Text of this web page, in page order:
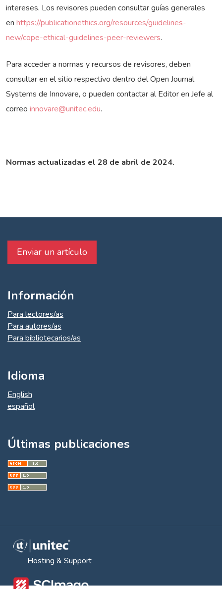
intereses. Los revisores pueden consultar guías generales
en https://publicationethics.org/resources/guidelines-
new/cope-ethical-guidelines-peer-reviewers.
Para acceder a normas y recursos de revisores, deben
consultar en el sitio respectivo dentro del Open Journal
Systems de Innovare, o pueden contactar al Editor en Jefe al
correo innovare@unitec.edu.
Normas actualizadas el 28 de abril de 2024.
Enviar un artículo
Información
Para lectores/as
Para autores/as
Para bibliotecarios/as
Idioma
English
español
Últimas publicaciones
Hosting & Support